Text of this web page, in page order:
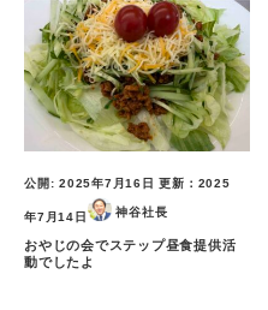
公開: 2025年7月16日 更新： 2025
年7月14日 神谷社長
おやじの会でステップ昼食提供活
動でしたよ